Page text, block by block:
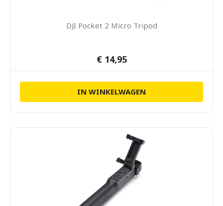
DJI Pocket 2 Micro Tripod
€ 14,95
IN WINKELWAGEN